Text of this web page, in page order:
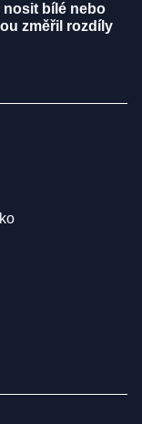
nosit bílé nebo
změřil rozdíly